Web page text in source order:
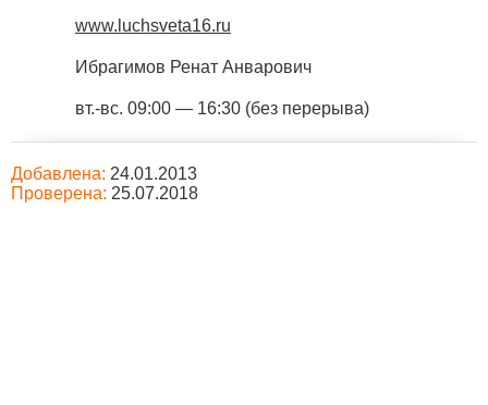
www.luchsveta16.ru
Ибрагимов Ренат Анварович
вт.-вс. 09:00 — 16:30 (без перерыва)
Добавлена: 24.01.2013
Проверена: 25.07.2018